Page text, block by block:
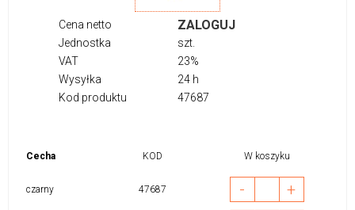
Cena netto ZALOGUJ
Jednostka
szt.
VAT
23%
Wysyłka
24 h
Kod produktu
47687
Cecha KOD W koszyku
czarny 47687 - +